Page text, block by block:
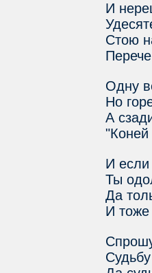
И
Стою
Одну
Но
А
И если
Ты
Да
И тоже